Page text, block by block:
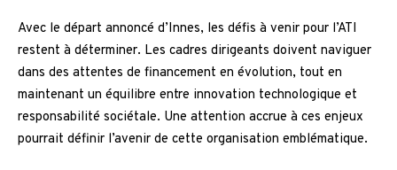
Avec le départ annoncé d’Innes, les défis à venir pour l’ATI
restent à déterminer. Les cadres dirigeants doivent naviguer
dans des attentes de financement en évolution, tout en
maintenant un équilibre entre innovation technologique et
responsabilité sociétale. Une attention accrue à ces enjeux
pourrait définir l’avenir de cette organisation emblématique.